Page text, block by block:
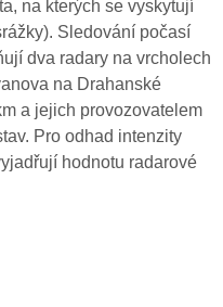
na kterých se vyskytují
Sledování počasí
dva radary na vrcholech
na Drahanské
a jejich provozovatelem
Pro odhad intenzity
hodnotu radarové